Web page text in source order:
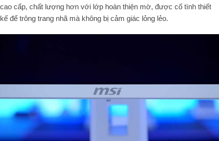
cao cấp, chất lượng hơn với lớp hoàn thiện mờ, được cố tình thiết
kế để trông trang nhã mà không bị cảm giác lỏng lẻo.